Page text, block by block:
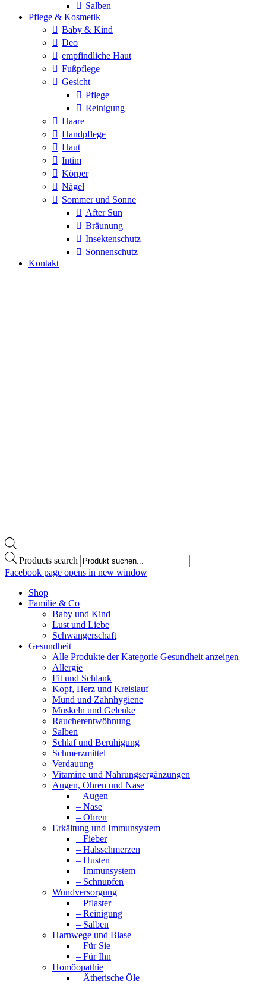
Salben
Pflege & Kosmetik
Baby & Kind
Deo
empfindliche Haut
Fußpflege
Gesicht
Pflege
Reinigung
Haare
Handpflege
Haut
Intim
Körper
Nägel
Sommer und Sonne
After Sun
Bräunung
Insektenschutz
Sonnenschutz
Kontakt
Products search
Facebook page opens in new window
Shop
Familie & Co
Baby und Kind
Lust und Liebe
Schwangerschaft
Gesundheit
Alle Produkte der Kategorie Gesundheit anzeigen
Allergie
Fit und Schlank
Kopf, Herz und Kreislauf
Mund und Zahnhygiene
Muskeln und Gelenke
Raucherentwöhnung
Salben
Schlaf und Beruhigung
Schmerzmittel
Verdauung
Vitamine und Nahrungsergänzungen
Augen, Ohren und Nase
– Augen
– Nase
– Ohren
Erkältung und Immunsystem
– Fieber
– Halsschmerzen
– Husten
– Immunsystem
– Schnupfen
Wundversorgung
– Pflaster
– Reinigung
– Salben
Harnwege und Blase
– Für Sie
– Für Ihn
Homöopathie
– Ätherische Öle